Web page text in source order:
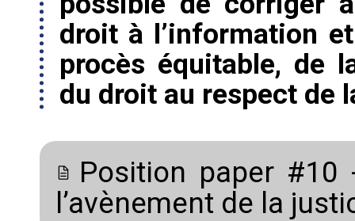
droit à l’information
procès équitable, de
du droit au respect de
Position paper #10
l’avènement de la